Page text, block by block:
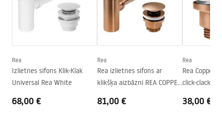
Platums
380
135
Forma
Pieskarieties atverei
Nē
Karta produktu
UMYWALKA PEARL AKOYA - NABLATOWA.pdf
Deklaracja Właściwości Użytkowych
Rea
Izlietnes sifons Klik-Klak
Universal Rea White
68,00 €
Rea
Rea izlietnes sifons ar
klikšķa aizbāzni REA COPPER
81,00 €
Rea
Rea Copper
click-clack
38,00 €